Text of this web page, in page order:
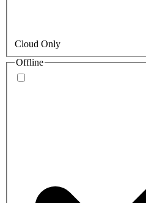
Cloud Only
Offline